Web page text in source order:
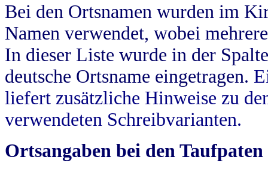
Bei den Ortsnamen wurden im
Namen verwendet, wobei
In dieser Liste wurde in der
deutsche Ortsname eingetragen.
liefert zusätzliche Hinweise zu
verwendeten Schreibvarianten.
Ortsangaben bei den Taufpaten